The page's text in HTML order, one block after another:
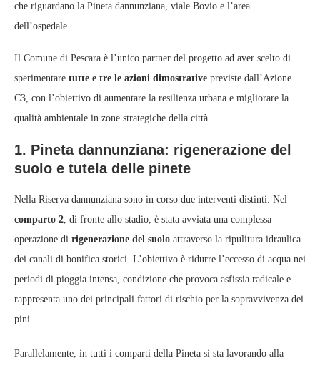
che riguardano la Pineta dannunziana, viale Bovio e l’area
dell’ospedale.
Il Comune di Pescara è l’unico partner del progetto ad aver scelto di
sperimentare tutte e tre le azioni dimostrative previste dall’Azione
C3, con l’obiettivo di aumentare la resilienza urbana e migliorare la
qualità ambientale in zone strategiche della città.
1. Pineta dannunziana: rigenerazione del
suolo e tutela delle pinete
Nella Riserva dannunziana sono in corso due interventi distinti. Nel
comparto 2, di fronte allo stadio, è stata avviata una complessa
operazione di rigenerazione del suolo attraverso la ripulitura idraulica
dei canali di bonifica storici. L’obiettivo è ridurre l’eccesso di acqua nei
periodi di pioggia intensa, condizione che provoca asfissia radicale e
rappresenta uno dei principali fattori di rischio per la sopravvivenza dei
pini.
Parallelamente, in tutti i comparti della Pineta si sta lavorando alla